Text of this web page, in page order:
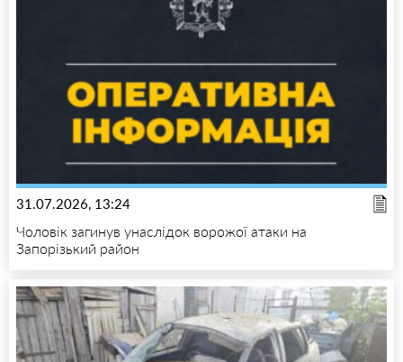
31.07.2026, 13:24
Чоловік загинув унаслідок ворожої атаки на
Запорізький район